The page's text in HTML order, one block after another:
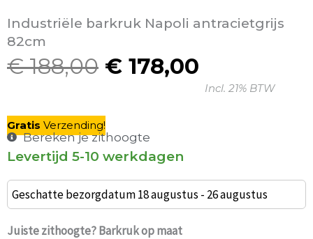
Industriële barkruk Napoli antracietgrijs
82cm
€188,00
Oorspronkelijke
was:
€ 188,00.
€ 178,00
Huidige
prijs
Incl. 21% BTW
Gratis Verzending!
Bereken je zithoogte
Levertijd 5-10 werkdagen
Geschatte bezorgdatum 18 augustus - 26 augustus
Juiste zithoogte? Barkruk op maat
van
2
industriële